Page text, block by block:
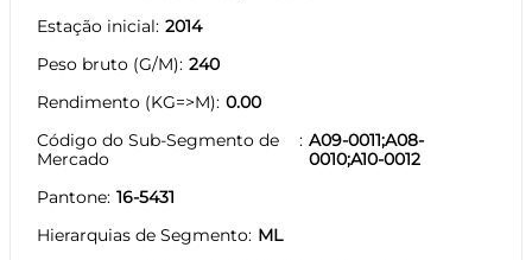
Estação inicial 2014
Peso bruto (G/M) 240
Rendimento (KG=>M) 0.00
Código do Sub-Segmento de
Mercado
A09-0011;A08-
0010;A10-0012
Pantone 16-5431
Hierarquias de Segmento ML